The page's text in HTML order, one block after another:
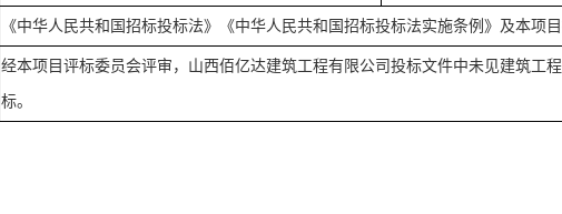
《中华人民共和国招标投标法》《中华人民共和国招标投标法实施条例》及本项目
经本项目评标委员会评审，山西佰亿达建筑工程有限公司投标文件中未见建筑工
标。